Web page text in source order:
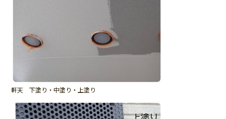
軒天 下塗り・中塗り・上塗り